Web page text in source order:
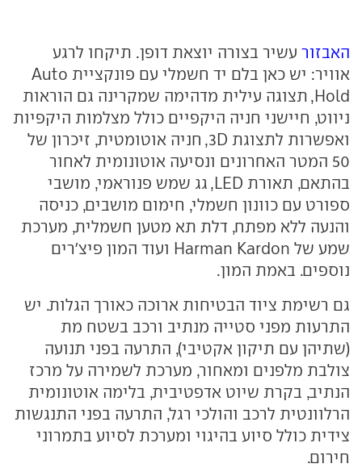
האבזור עשיר בצורה יוצאת דופן. תיקחו לרגע
אוויר: יש כאן בלם יד חשמלי עם פונקציית Auto
Hold, תצוגה עילית מדהימה שמקרינה גם הוראות
ניווט, חיישני חניה היקפיים כולל מצלמות היקפיות
ואפשרות לתצוגת 3D, חניה אוטומטית, זיכרון של
50 המטר האחרונים ונסיעה אוטונומית לאחור
בהתאם, תאורת LED, גג שמש פנוראמי, מושבי
ספורט עם כוונון חשמלי, חימום מושבים, כניסה
והנעה ללא מפתח, דלת תא מטען חשמלית, מערכת
שמע של Harman Kardon ועוד המון פיצ'רים
נוספים. באמת המון.
גם רשימת ציוד הבטיחות ארוכה כאורך הגלות. יש
התרעות מפני סטייה מנתיב ורכב בשטח מת
(שתיהן עם תיקון אקטיבי), התרעה בפני תנועה
צולבת מלפנים ומאחור, מערכת לשמירה על מרכז
הנתיב, בקרת שיוט אדפטיבית, בלימה אוטונומית
הרלוונטית לרכב והולכי רגל, התרעה בפני התנגשות
צידית כולל סיוע בהיגוי ומערכת לסיוע בתמרוני
חירום.